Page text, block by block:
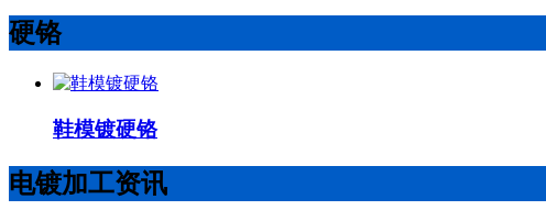
硬铬
鞋模镀硬铬
电镀加工资讯